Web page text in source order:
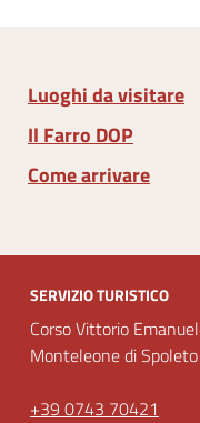
Luoghi da visitare
Il Farro DOP
Come arrivare
SERVIZIO TURISTICO
Corso Vittorio
Monteleone di Spoleto
+39 0743 70421